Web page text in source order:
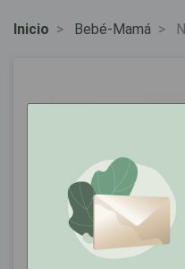
Inicio Bebé-Mamá